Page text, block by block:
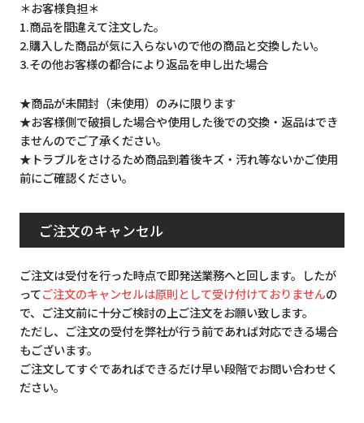
＊お客様負担＊
1.商品を間違えて注文した。
2.購入した商品が気に入らないので他の商品と交換したい。
3.その他お客様の都合により返品を申し出た場合
★商品が未開封（未使用）のみに限ります
★お客様側で破損した場合や使用した後での交換・返品はでき
ませんのでご了承ください。
★トラブルをさけるため商品到着後キズ・汚れ等ないかご使用
前にご確認ください。
ご注文のキャンセル
ご注文は受付を行った時点で即発送業務へと回します。したが
ってご注文のキャンセルは原則として受け付けておりませんの
で、ご注文前に十分ご検討の上ご注文をお願い致します。
ただし、ご注文の受付を弊社が行う前であれば対応できる場合
もございます。
ご注文してすぐであればできるだけ早い段階でお問い合わせく
ださい。